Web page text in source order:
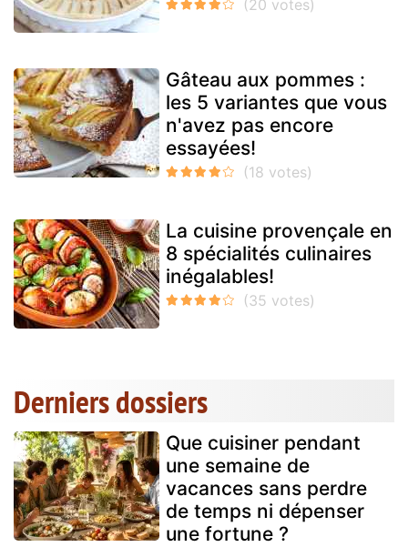
Gâteau aux pommes :
les 5 variantes que vous
n'avez pas encore
essayées!
La cuisine provençale en
8 spécialités culinaires
inégalables!
Derniers dossiers
Que cuisiner pendant
une semaine de
vacances sans perdre
de temps ni dépenser
une fortune ?